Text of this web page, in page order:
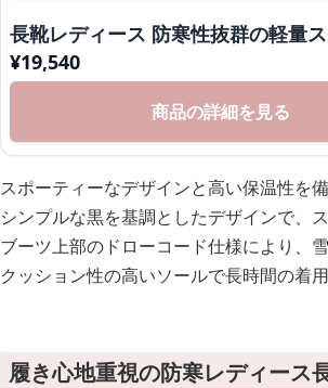
長靴レディース 防寒性抜群の軽量
¥19,540
商品の詳細を見る
スポーティーなデザインと高い保温性を
シンプルな黒を基調としたデザインで、
ブーツ上部のドローコード仕様により、
クッション性の高いソールで長時間の着
履き心地重視の防寒レディース